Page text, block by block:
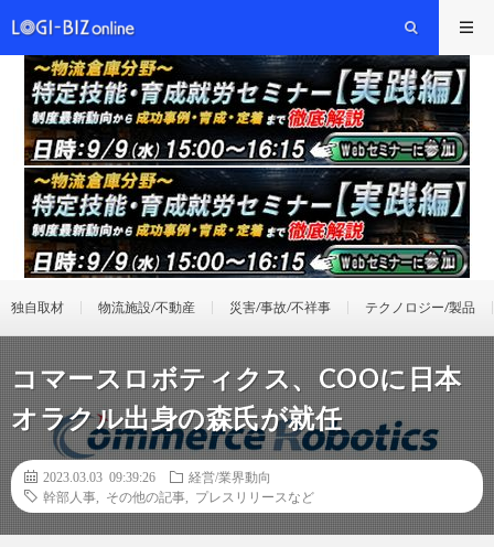
独自取材 物流施設/不動産 災害/事故/不祥事 テクノロジー/製品
コマースロボティクス、COOに日本
オラクル出身の森氏が就任
2023.03.03 09:39:26
経営/業界動向
幹部人事
その他の記事 プレスリリースなど